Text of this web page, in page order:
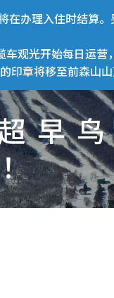
在办理入住时结算
观光开始每日运
印章将移至前森山山
鸟